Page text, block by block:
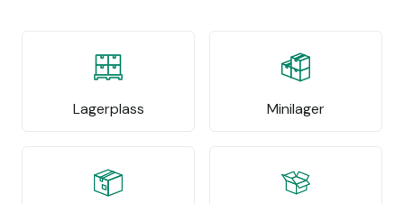
Lagerplass Minilager